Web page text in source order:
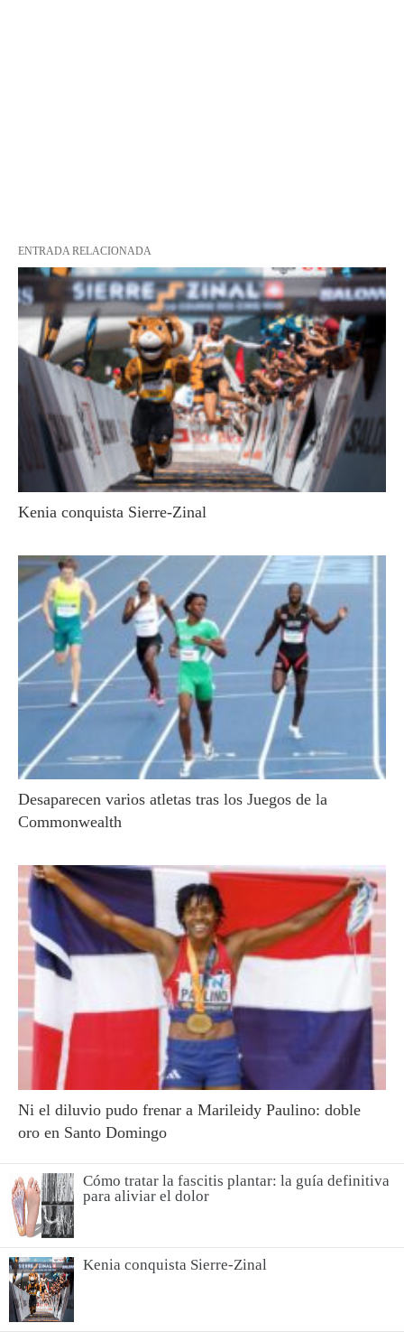
ENTRADA RELACIONADA
Kenia conquista Sierre-Zinal
Desaparecen varios atletas tras los Juegos de la
Commonwealth
Ni el diluvio pudo frenar a Marileidy Paulino: doble
oro en Santo Domingo
Cómo tratar la fascitis plantar: la guía definitiva
para aliviar el dolor
Kenia conquista Sierre-Zinal